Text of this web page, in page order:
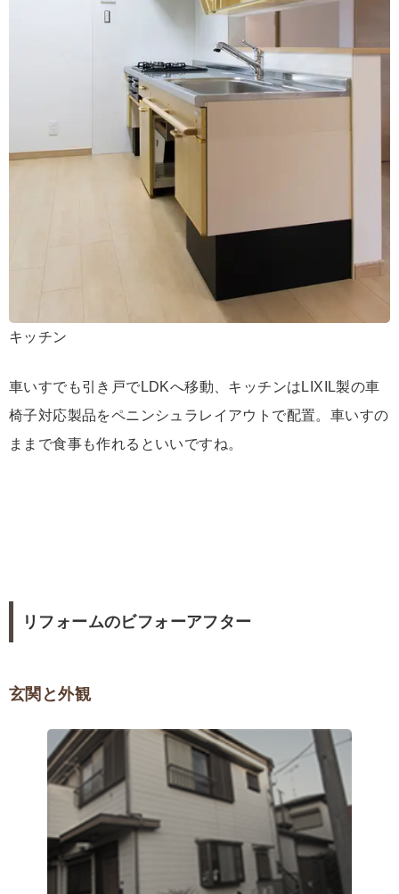
キッチン
車いすでも引き戸でLDKへ移動、キッチンはLIXIL製の車
椅子対応製品をペニンシュラレイアウトで配置。車いすの
ままで食事も作れるといいですね。
リフォームのビフォーアフター
玄関と外観